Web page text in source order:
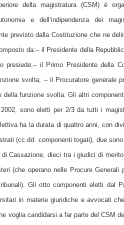
della magistratura (CSM) è
e dell’indipendenza dei
previsto dalla Costituzione che ne
da:– il Presidente della
presiede;– il Primo Presidente della
svolta; – il Procuratore generale
della funzione svolta. Gli altri
sono eletti per 2/3 da tutti i
ha la durata di quattro anni, con
(cc.dd. componenti togati), due
Cassazione, dieci tra i giudici di
(che operano nelle Procure
Gli otto componenti eletti dal
in materie giuridiche e avvocati
voglia candidarsi a far parte del CSM